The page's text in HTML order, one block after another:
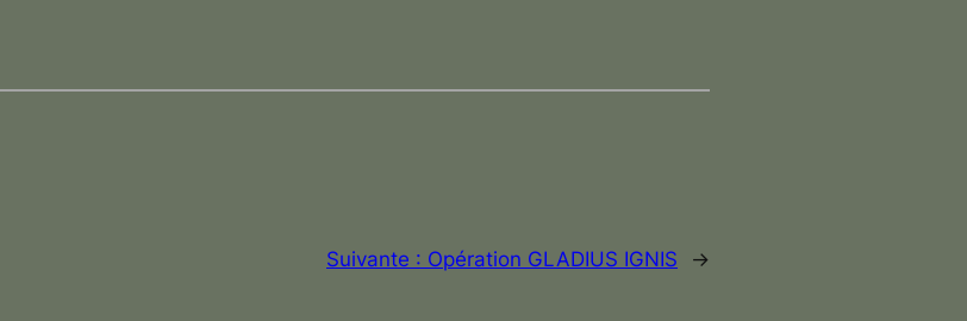
Suivante : Opération GLADIUS IGNIS →